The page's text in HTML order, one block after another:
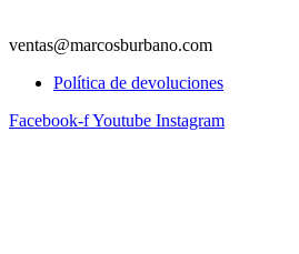
ventas@marcosburbano.com
Política de devoluciones
Facebook-fYoutube Instagram